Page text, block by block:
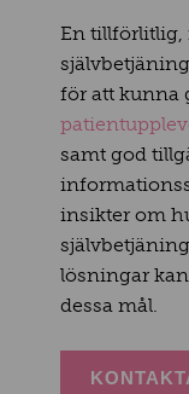
En tillförlitlig,
för att kunna
samt god
insikter om
lösningar
dessa mål.